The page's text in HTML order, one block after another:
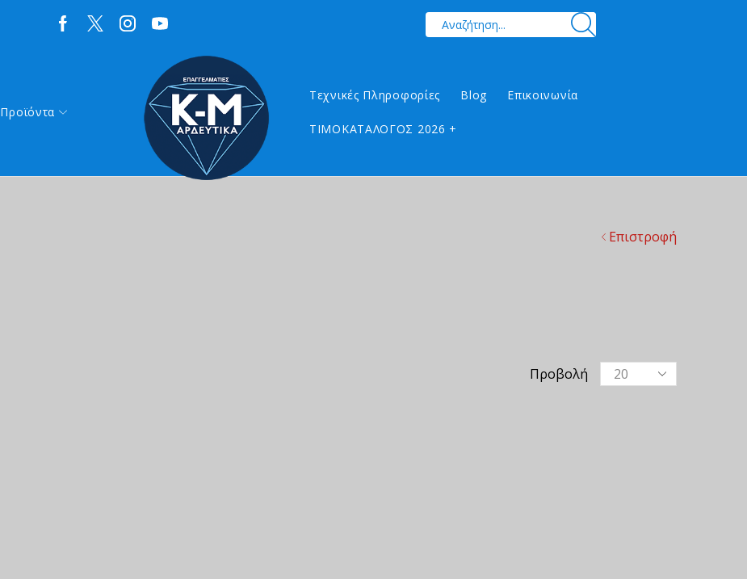
Προϊόντα
Τεχνικές Πληροφορίες Blog Επικοινωνία
ΤΙΜΟΚΑΤΑΛΟΓΟΣ 2026 +
Επιστροφή
Προβολή